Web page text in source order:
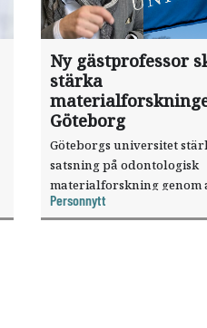
Ny gästprofessor
stärka
Göteborg
Göteborgs universitet
satsning på odontologisk
materialforskning genom
knyta forskaren Pekka
verksamheten som
Personnytt